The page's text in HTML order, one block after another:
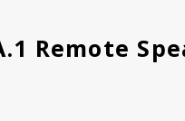
Remote